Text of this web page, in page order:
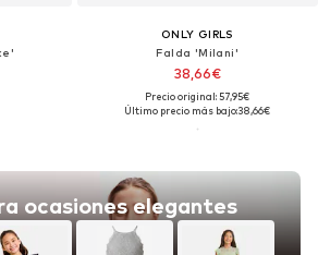
ocasiones elegantes
ONLY GIRLS
Falda 'Milani'
38,66€
Precio original: 57,95€
Último precio más bajo:38,66€